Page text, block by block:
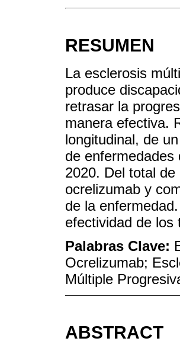
RESUMEN
La esclerosis
produce
retrasar la
manera efectiva.
longitudinal, de
de
2020. Del total
ocrelizumab y
de la
efectividad de los
Palabras Clave:
Ocrelizumab;
Múltiple
ABSTRACT